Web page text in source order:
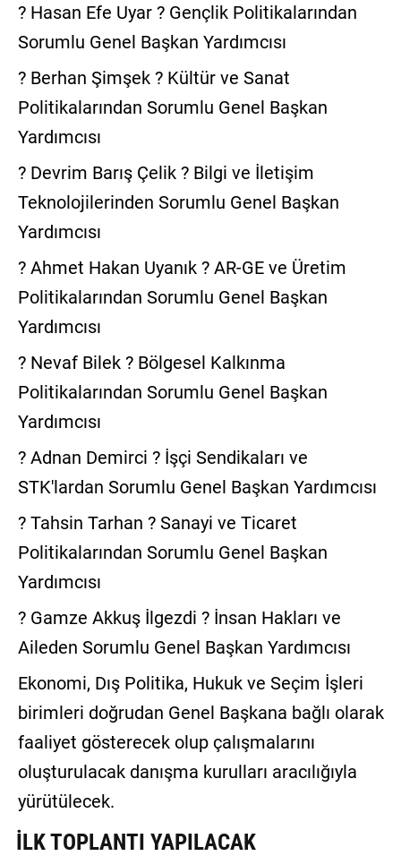
? Hasan Efe Uyar ? Gençlik Politikalarından
Sorumlu Genel Başkan Yardımcısı
? Berhan Şimşek ? Kültür ve Sanat
Politikalarından Sorumlu Genel Başkan
Yardımcısı
? Devrim Barış Çelik ? Bilgi ve İletişim
Teknolojilerinden Sorumlu Genel Başkan
Yardımcısı
? Ahmet Hakan Uyanık ? AR-GE ve Üretim
Politikalarından Sorumlu Genel Başkan
Yardımcısı
? Nevaf Bilek ? Bölgesel Kalkınma
Politikalarından Sorumlu Genel Başkan
Yardımcısı
? Adnan Demirci ? İşçi Sendikaları ve
STK'lardan Sorumlu Genel Başkan Yardımcısı
? Tahsin Tarhan ? Sanayi ve Ticaret
Politikalarından Sorumlu Genel Başkan
Yardımcısı
? Gamze Akkuş İlgezdi ? İnsan Hakları ve
Aileden Sorumlu Genel Başkan Yardımcısı
Ekonomi, Dış Politika, Hukuk ve Seçim İşleri
birimleri doğrudan Genel Başkana bağlı olarak
faaliyet gösterecek olup çalışmalarını
oluşturulacak danışma kurulları aracılığıyla
yürütülecek.
İLK TOPLANTI YAPILACAK